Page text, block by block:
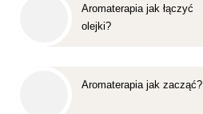
Aromaterapia jak łączyć
olejki?
Aromaterapia jak zacząć?